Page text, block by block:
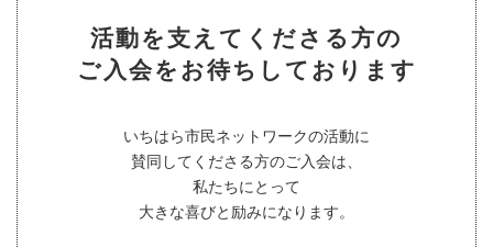
活動を支えてくださる方の
ご入会をお待ちしております
いちはら市民ネットワークの活動に
賛同してくださる方のご入会は、
私たちにとって
大きな喜びと励みになります。